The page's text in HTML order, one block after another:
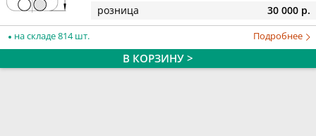
розница
30 000 р.
на складе 814 шт. Подробнее
В КОРЗИНУ >